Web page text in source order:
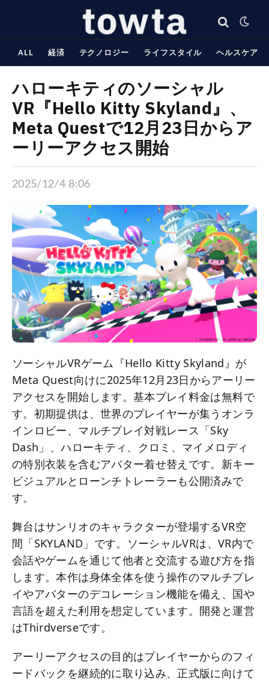
ALL 経済 テクノロジー ライフスタイル ヘルスケア
ハローキティのソーシャル
VR『Hello Kitty Skyland』、
Meta Questで12月23日からア
ーリーアクセス開始
2025/12/4 8:06
ソーシャルVRゲーム『Hello Kitty Skyland』が
Meta Quest向けに2025年12月23日からアーリー
アクセスを開始します。基本プレイ料金は無料で
す。初期提供は、世界のプレイヤーが集うオンラ
インロビー、マルチプレイ対戦レース「Sky
Dash」、ハローキティ、クロミ、マイメロディ
の特別衣装を含むアバター着せ替えです。新キー
ビジュアルとローンチトレーラーも公開済みで
す。
舞台はサンリオのキャラクターが登場するVR空
間「SKYLAND」です。ソーシャルVRは、VR内で
会話やゲームを通じて他者と交流する遊び方を指
します。本作は身体全体を使う操作のマルチプレ
イやアバターのデコレーション機能を備え、国や
言語を超えた利用を想定しています。開発と運営
はThirdverseです。
アーリーアクセスの目的はプレイヤーからのフィ
ードバックを継続的に取り込み、正式版に向けて